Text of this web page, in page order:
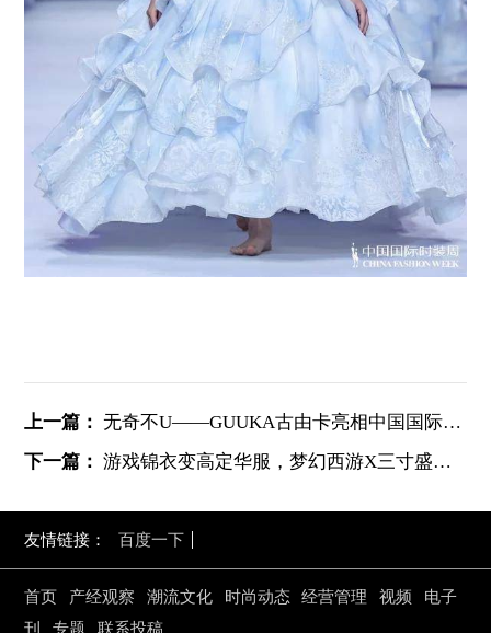
上一篇： 无奇不U——GUUKA古由卡亮相中国国际时装周
下一篇： 游戏锦衣变高定华服，梦幻西游X三寸盛京·张彦营造浓厚国风
友情链接： 百度一下
首页 产经观察 潮流文化 时尚动态 经营管理 视频
电子
刊
专题 联系投稿